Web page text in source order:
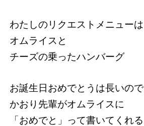
わたしのリクエストメニューは
オムライスと
チーズの乗ったハンバーグ
お誕生日おめでとうは長いので
かおり先輩がオムライスに
「おめでと」って書いてくれる